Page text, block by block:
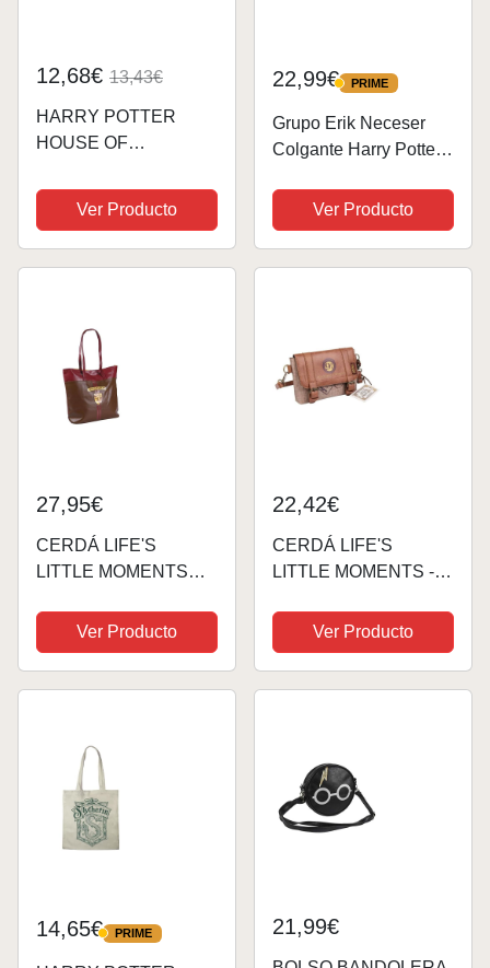
12,68€ 13,43€
HARRY POTTER
HOUSE OF
Mochila Saco Plano
Grande, Mochila, Ideal
para Niños de
Diferentes Edades,
Calidad y Resistencia,
35x40...
Ver Producto
22,99€ PRIME
PRIME
Grupo Erik Neceser
Colgante Harry Potter -
Colegio
Compartimentos -
Neceser Viaje
Ver Producto
27,95€
CERDÁ LIFE'S
LITTLE MOMENTS
Grande de Harry
Potter-Licencia Oficial
Warner Bros,
Ver Producto
22,42€
CERDÁ LIFE'S
LITTLE MOMENTS -,
Potter Licencia Oficial
Warner Bros Mujer,
Marrón, Talla Única
Ver Producto
14,65€ PRIME
PRIME 21,99€